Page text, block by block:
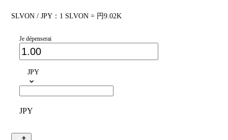
SLVON / JPY：1 SLVON = 円9.02K
Je dépenserai
JPY
JPY